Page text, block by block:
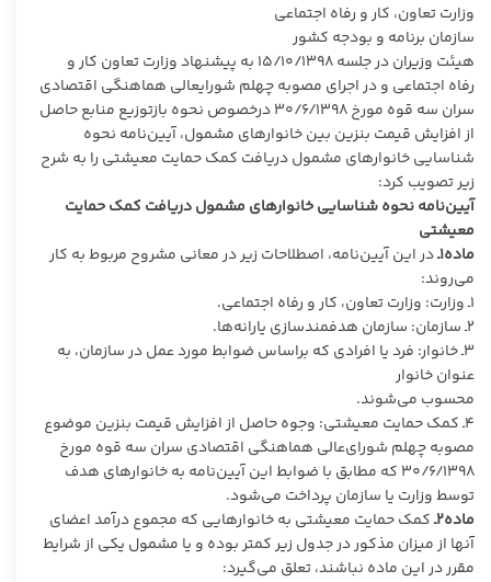
وزارت تعاون، کار و رفاه اجتماعی
سازمان برنامه و بودجه کشور
هیئت ­وزیران در جلسه ۱۵/۱۰/۱۳۹۸ به پیشنهاد وزارت تعاون کار و
رفاه اجتماعی و در اجرای مصوبه چهلم شورای­عالی هماهنگی اقتصادی
سران سه قوه مورخ ۳۰/۶/۱۳۹۸ درخصوص نحوه بازتوزیع منابع حاصل
از افزایش قیمت بنزین بین خانوارهای مشمول، آیین‌نامه نحوه
شناسایی خانوارهای مشمول دریافت کمک حمایت معیشتی را به شرح
زیر تصویب کرد:
آیین‌­نامه نحوه شناسایی خانوارهای مشمول دریافت کمک حمایت
معیشتی
ماده۱ـ در این آیین­‌نامه، اصطلاحات زیر در معانی مشروح مربوط به کار
می‌روند:
۱ـ وزارت: وزارت تعاون، کار و رفاه اجتماعی.
۲ـ سازمان: سازمان هدفمندسازی یارانه‌ها.
۳ـ خانوار: فرد یا افرادی که براساس ضوابط مورد عمل در سازمان، به
عنوان خانوار
محسوب می‌شوند.
۴ـ کمک حمایت معیشتی: وجوه حاصل از افزایش قیمت بنزین موضوع
مصوبه چهلم شورای‌­عالی هماهنگی اقتصادی سران سه قوه مورخ
۳۰/۶/۱۳۹۸ که مطابق با ضوابط این آیین‌­نامه به خانوارهای هدف
توسط وزارت یا سازمان پرداخت می­‌شود.
ماده۲ـ
کمک حمایت معیشتی به خانوارهایی که مجموع درآمد اعضای
آنها از میزان مذکور در جدول زیر کمتر بوده و یا مشمول یکی از شرایط
مقرر در این ماده نباشند، تعلق می­‌گیرد: